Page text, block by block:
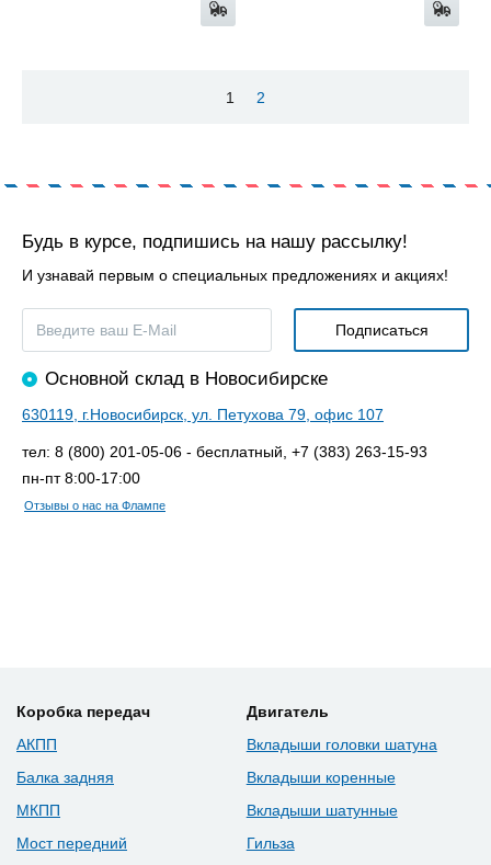
1 2
Будь в курсе, подпишись на нашу рассылку!
И узнавай первым о специальных предложениях и акциях!
Основной склад в Новосибирске
630119, г.Новосибирск, ул. Петухова 79, офис 107
тел: 8 (800) 201-05-06 - бесплатный, +7 (383) 263-15-93
пн-пт 8:00-17:00
Отзывы о нас на Флампе
Коробка передач
АКПП
Балка задняя
МКПП
Мост передний
Двигатель
Вкладыши головки шатуна
Вкладыши коренные
Вкладыши шатунные
Гильза